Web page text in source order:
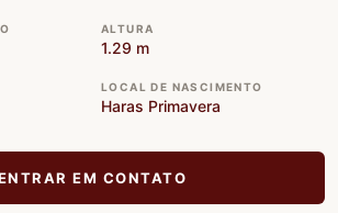
ALTURA
1.29 m
LOCAL DE NASCIMENTO
Haras Primavera
EM CONTATO